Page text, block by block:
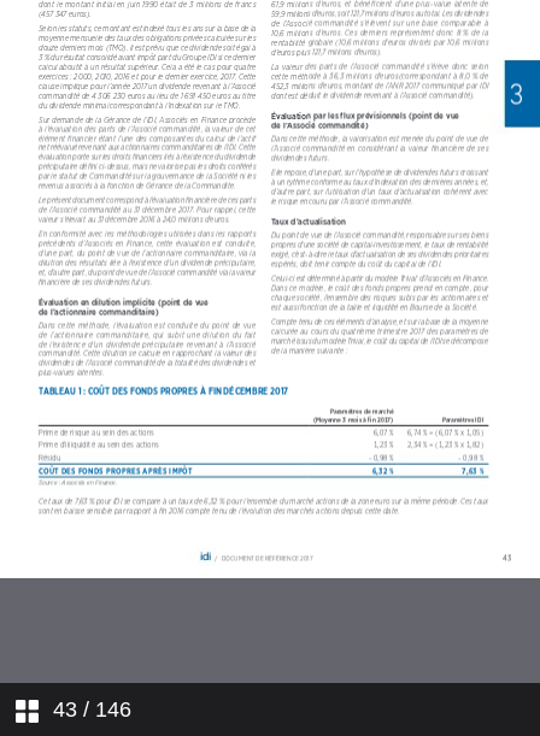
43 / 146
2. GOUVERNEMENT
D’ENTREPRISE
3. RAPPORT DE GESTION
4. COMPTES CONSOLIDÉS
5. COMPTES SOCIAUX
6. INFORMATIONS SUR L’IDI ET
SON CAPITAL
7. ASSEMBLÉE GÉNÉRALE
8. INFORMATIONS